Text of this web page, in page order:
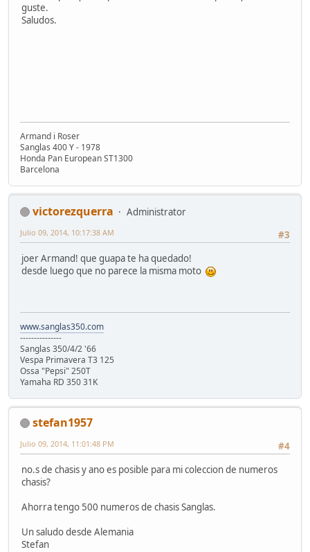
guste.
Saludos.
Armand i Roser
Sanglas 400 Y - 1978
Honda Pan European ST1300
Barcelona
victorezquerra
Administrator
#3
Julio 09, 2014, 10:17:38 AM
joer Armand! que guapa te ha quedado!
desde luego que no parece la misma moto
www.sanglas350.com
---------------
Sanglas 350/4/2 '66
Vespa Primavera T3 125
Ossa "Pepsi" 250T
Yamaha RD 350 31K
stefan1957
#4
Julio 09, 2014, 11:01:48 PM
no.s de chasis y ano es posible para mi coleccion de numeros
chasis?
Ahorra tengo 500 numeros de chasis Sanglas.
Un saludo desde Alemania
Stefan